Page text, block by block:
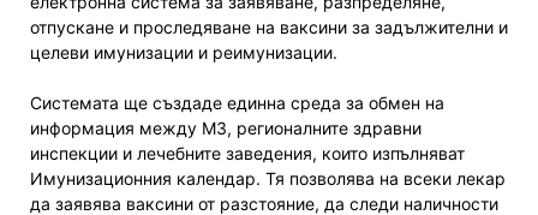
отпускане и проследяване на ваксини за задължителни и
целеви имунизации и реимунизации.
Системата ще създаде единна среда за обмен на
информация между МЗ, регионалните здравни
инспекции и лечебните заведения, които изпълняват
Имунизационния календар. Тя позволява на всеки лекар
да заявява ваксини от разстояние, да следи наличности